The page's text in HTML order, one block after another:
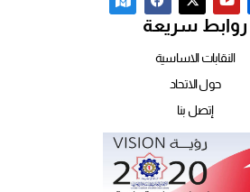
روابط سريعة
النقابات الاساسية
حول الاتحاد
إتصل بنا